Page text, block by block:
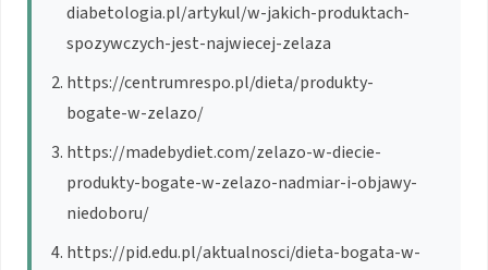
diabetologia.pl/artykul/w-jakich-produktach-
spozywczych-jest-najwiecej-zelaza
https://centrumrespo.pl/dieta/produkty-
bogate-w-zelazo/
https://madebydiet.com/zelazo-w-diecie-
produkty-bogate-w-zelazo-nadmiar-i-objawy-
niedoboru/
https://pid.edu.pl/aktualnosci/dieta-bogata-w-